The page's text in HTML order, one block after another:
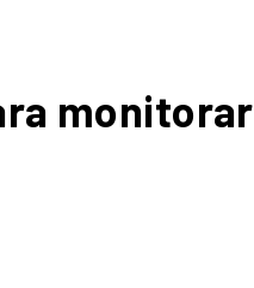
monitorar